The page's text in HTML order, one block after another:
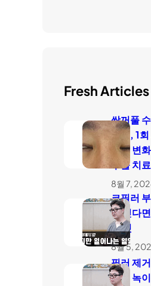
Fresh Articles
쌍꺼풀
치료, 1
감김 변
수술 치
8월 7,
코필러
고 싶다
는 것
8월 5,
필러 제
들면 녹